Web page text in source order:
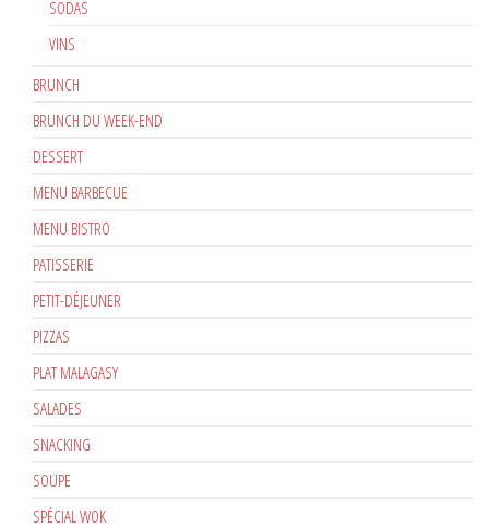
SODAS
VINS
BRUNCH
BRUNCH DU WEEK-END
DESSERT
MENU BARBECUE
MENU BISTRO
PATISSERIE
PETIT-DÉJEUNER
PIZZAS
PLAT MALAGASY
SALADES
SNACKING
SOUPE
SPÉCIAL WOK